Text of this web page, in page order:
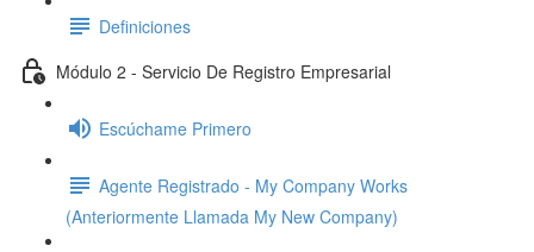
Definiciones
Módulo 2 - Servicio De Registro Empresarial
Escúchame Primero
Agente Registrado - My Company Works
(Anteriormente Llamada My New Company)